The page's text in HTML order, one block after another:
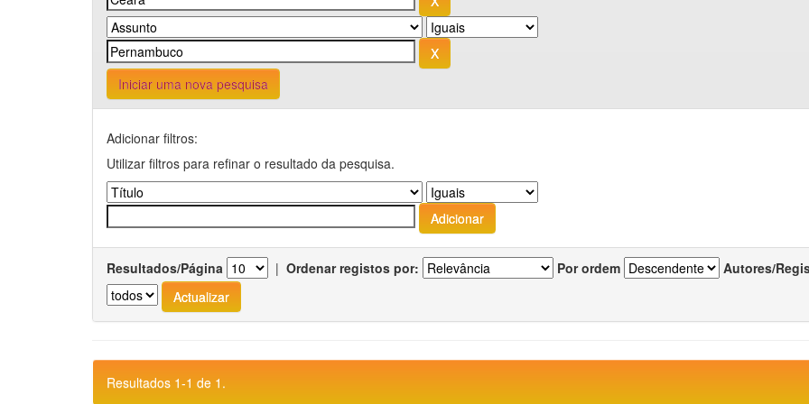
Iniciar uma nova pesquisa
Adicionar filtros:
Utilizar filtros para refinar o resultado da pesquisa.
Resultados/Página | Ordenar registos por: Por ordem Autores/
Resultados 1-1 de 1.